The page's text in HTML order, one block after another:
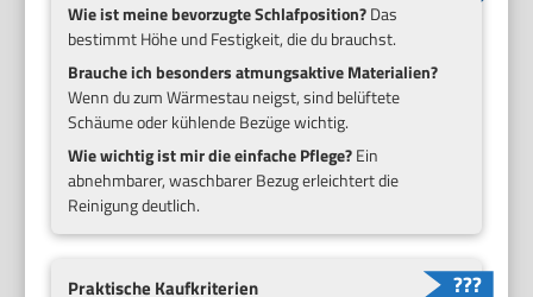
Wie ist meine bevorzugte Schlafposition?Das
bestimmt Höhe und Festigkeit, die du brauchst.
Brauche ich besonders atmungsaktive Materialien?
Wenn du zum Wärmestau neigst, sind belüftete
Schäume oder kühlende Bezüge wichtig.
Wie wichtig ist mir die einfache Pflege?Ein
abnehmbarer, waschbarer Bezug erleichtert die
Reinigung deutlich.
Praktische Kaufkriterien